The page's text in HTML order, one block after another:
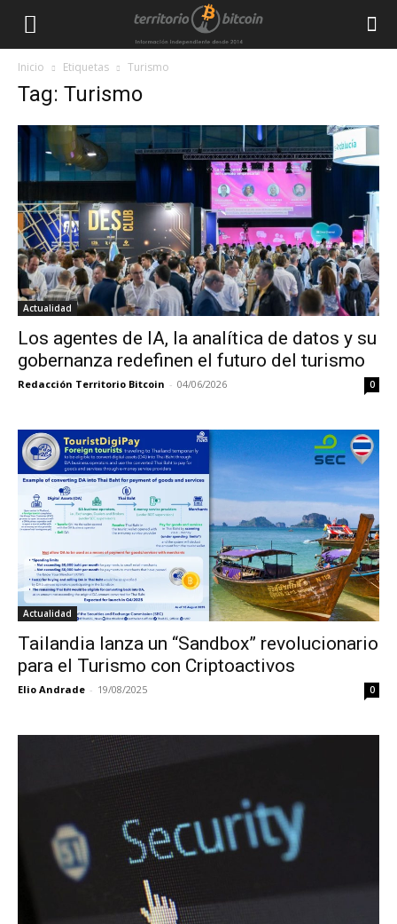
Inicio Etiquetas Turismo
Tag: Turismo
Actualidad
Los agentes de IA, la analítica de datos y su
gobernanza redefinen el futuro del turismo
Redacción Territorio Bitcoin - 04/06/2026 0
Actualidad
Tailandia lanza un “Sandbox” revolucionario
para el Turismo con Criptoactivos
Elio Andrade - 19/08/2025 0